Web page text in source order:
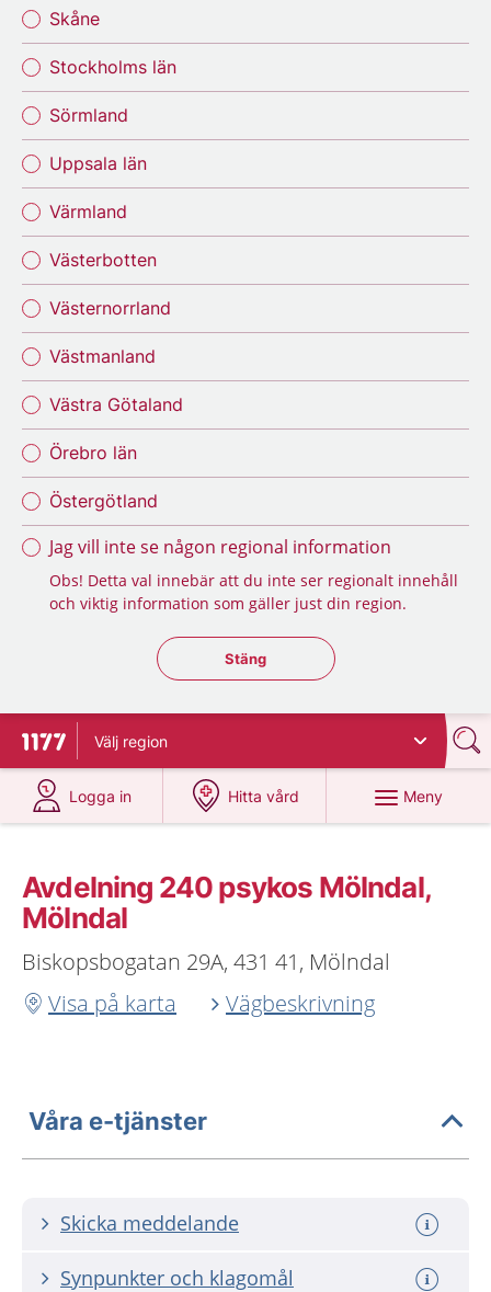
Skåne
Stockholms län
Sörmland
Uppsala län
Värmland
Västerbotten
Västernorrland
Västmanland
Västra Götaland
Örebro län
Östergötland
Jag vill inte se någon regional information
Obs! Detta val innebär att du inte ser regionalt innehåll
och viktig information som gäller just din region.
Stäng regionsväljaren
Stäng
Till startsidan för 1177
Välj region
Logga in
på 1177.se
Hitta vård
på 1177.se
Meny
Avdelning 240 psykos Mölndal,
Mölndal
Biskopsbogatan 29A, 431 41, Mölndal
Visa på karta
Vägbeskrivning
Våra e-tjänster
Skicka meddelande
Synpunkter och klagomål